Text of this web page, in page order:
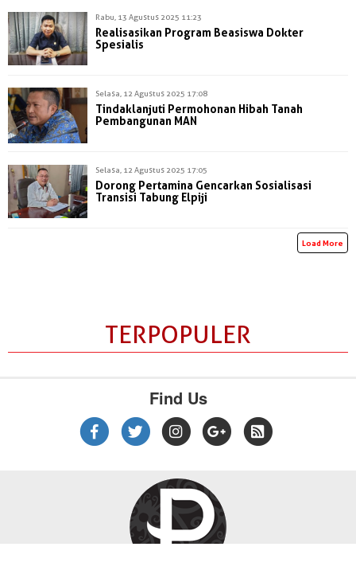
Rabu, 13 Agustus 2025 11:23
Realisasikan Program Beasiswa Dokter
Spesialis
Selasa, 12 Agustus 2025 17:08
Tindaklanjuti Permohonan Hibah Tanah
Pembangunan MAN
Selasa, 12 Agustus 2025 17:05
Dorong Pertamina Gencarkan Sosialisasi
Transisi Tabung Elpiji
Load More
TERPOPULER
Find Us